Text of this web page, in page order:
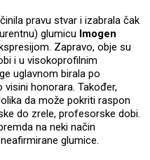
pravu stvar i izabrala čak
glumicu Imogen
Zapravo, obje su
i u visokoprofilnim
uglavnom birala po
honorara. Također,
da može pokriti raspon
do zrele, profesorske dobi.
na neki način
glumice.